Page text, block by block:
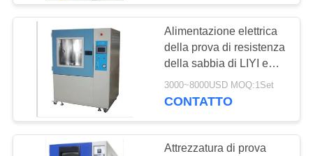
GIRO
DELLA
FABBRICA
CONTROLLO
DI
QUALITÀ
camera di prova
ambientale
Alimentazione elettrica
della prova di resistenza
della sabbia di LIYI e
della sabbia e della
polvere della camera di
3000~8000USD MOQ:1Set
CONTATTO
Attrezzatura di prova